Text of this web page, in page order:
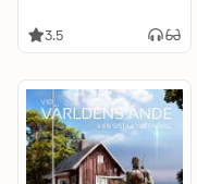
3.5